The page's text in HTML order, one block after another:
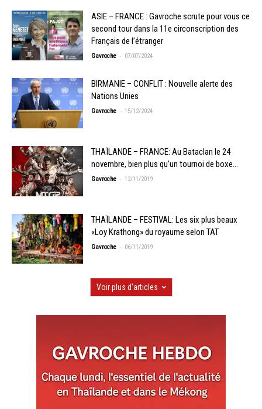
ASIE – FRANCE : Gavroche scrute pour vous ce
second tour dans la 11e circonscription des
Français de l’étranger
Gavroche - 07/07/2024
BIRMANIE – CONFLIT : Nouvelle alerte des
Nations Unies
Gavroche - 15/12/2024
THAÏLANDE – FRANCE: Au Bataclan le 24
novembre, bien plus qu’un tournoi de boxe…
Gavroche - 12/11/2019
THAÏLANDE – FESTIVAL: Les six plus beaux
«Loy Krathong» du royaume selon TAT
Gavroche - 06/11/2019
Voir plus d'articles